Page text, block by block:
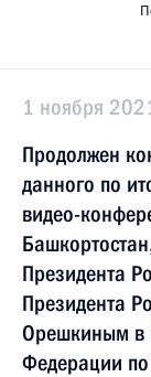
1 ноября
Продолжен
данного по
видео-
Президента
Президента
Орешкиным в
Федерации